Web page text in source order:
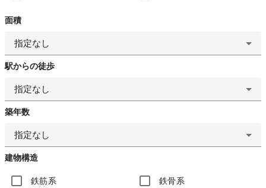
面積
指定なし
駅からの徒歩
指定なし
築年数
指定なし
建物構造
鉄筋系 鉄骨系